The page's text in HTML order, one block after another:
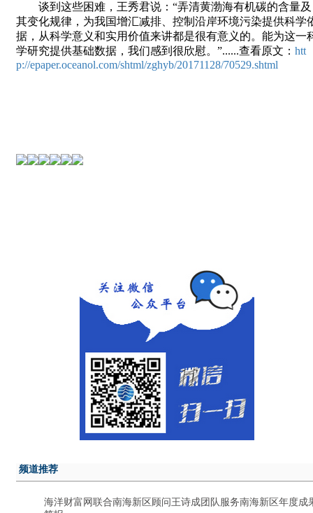
谈到这些困难，王秀君说：“弄清黄渤海有机碳的含量及
其变化规律，为我国增汇减排、控制沿岸环境污染提供科学
据，从科学意义和实用价值来讲都是很有意义的。能为这一
学研究提供基础数据，我们感到很欣慰。”......查看原文： htt
p://epaper.oceanol.com/shtml/zghyb/20171128/70529.shtml
频道推荐
海洋财富网联合南海新区顾问王诗成团队服务南海新区年度成